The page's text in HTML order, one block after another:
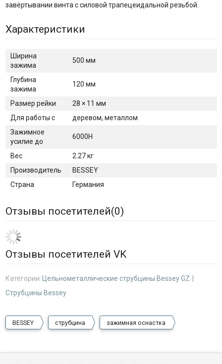
завёртывании винта с силовой трапецеидальной резьбой.
Характеристики
Ширина
зажима
500 мм
Глубина
зажима
120 мм
Размер рейки
28 × 11 мм
Для работы с
деревом, металлом
Зажимное
усилие до
6000H
Вес
2.27 кг
Производитель
BESSEY
Страна
Германия
Отзывы посетителей(0)
Отзывы посетителей VK
Категории:
Цельнометаллические струбцины Bessey GZ
Струбцины Bessey
BESSEY струбцина зажимная оснастка